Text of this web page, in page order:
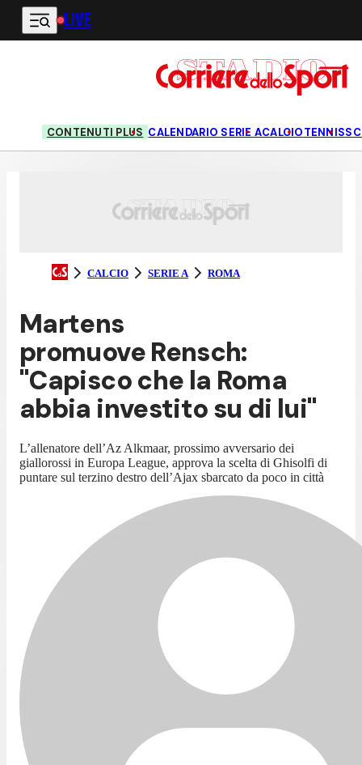
Vai al contenuto principale
LIVE
CONTENUTI PLUS CALENDARIO SERIE ACALCIOTENNIS
CALCIO SERIE A ROMA
Martens
promuove Rensch:
"Capisco che la Roma
abbia investito su di lui"
L’allenatore dell’Az Alkmaar, prossimo avversario dei
giallorossi in Europa League, approva la scelta di Ghisolfi di
puntare sul terzino destro dell’Ajax sbarcato da poco in città